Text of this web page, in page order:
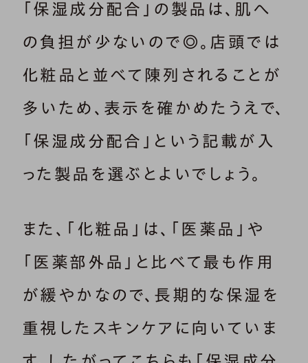
「保湿成分配合」の製品は、肌へ
の負担が少ないので◎。店頭では
化粧品と並べて陳列されることが
多いため、表示を確かめたうえで、
「保湿成分配合」という記載が入
った製品を選ぶとよいでしょう。
また、「化粧品」は、「医薬品」や
「医薬部外品」と比べて最も作用
が緩やかなので、長期的な保湿を
重視したスキンケアに向いていま